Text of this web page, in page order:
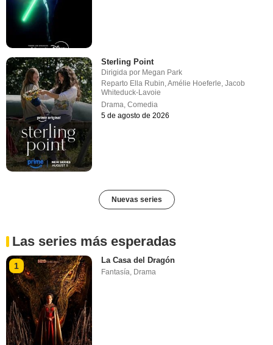
Sterling Point
Dirigida por Megan Park
Reparto Ella Rubin,Amélie Hoeferle,Jacob
Whiteduck-Lavoie
Drama,Comedia
5 de agosto de 2026
Nuevas series
Las series más esperadas
1
La Casa del Dragón
Fantasía, Drama